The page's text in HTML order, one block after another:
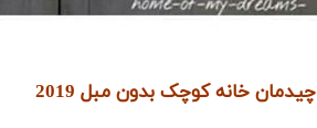
چیدمان خانه کوچک بدون مبل 2019